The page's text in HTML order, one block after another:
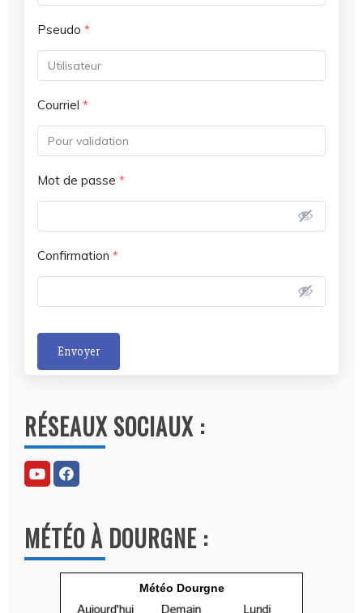
Pseudo *
Courriel *
Mot de passe *
Confirmation *
Envoyer
t
e
r
n
t
i
RÉSEAUX SOCIAUX :
MÉTÉO À DOURGNE :
Météo Dourgne